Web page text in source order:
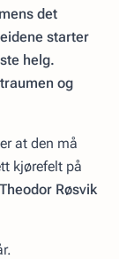
det
starter
helg.
og
at den må
kjørefelt på
Røsvik